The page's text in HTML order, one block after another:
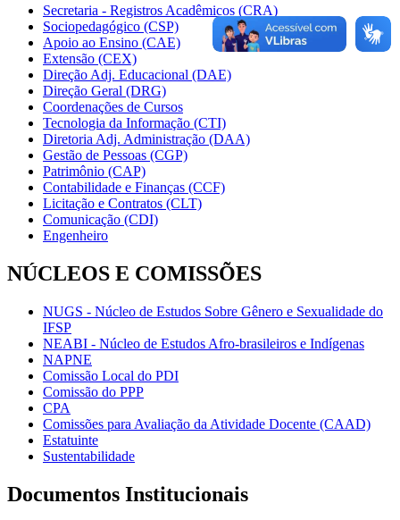
Secretaria - Registros Acadêmicos (CRA)
Sociopedagógico (CSP)
Apoio ao Ensino (CAE)
Extensão (CEX)
Direção Adj. Educacional (DAE)
Direção Geral (DRG)
Coordenações de Cursos
Tecnologia da Informação (CTI)
Diretoria Adj. Administração (DAA)
Gestão de Pessoas (CGP)
Patrimônio (CAP)
Contabilidade e Finanças (CCF)
Licitação e Contratos (CLT)
Comunicação (CDI)
Engenheiro
NÚCLEOS E COMISSÕES
NUGS - Núcleo de Estudos Sobre Gênero e Sexualidade do
IFSP
NEABI - Núcleo de Estudos Afro-brasileiros e Indígenas
NAPNE
Comissão Local do PDI
Comissão do PPP
CPA
Comissões para Avaliação da Atividade Docente (CAAD)
Estatuinte
Sustentabilidade
Documentos Institucionais